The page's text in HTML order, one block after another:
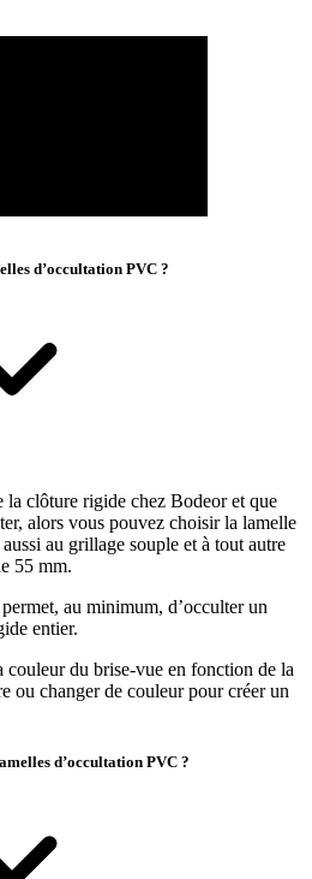
d’occultation PVC ?
la clôture rigide chez Bodeor et que
alors vous pouvez choisir la lamelle
aussi au grillage souple et à tout autre
55 mm.
au minimum, d’occulter un
entier.
couleur du brise-vue en fonction de la
ou changer de couleur pour créer un
d’occultation PVC ?